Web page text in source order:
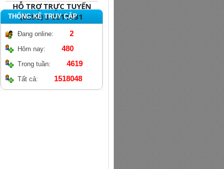
HỖ TRỢ TRỰC TUYẾN
(0290) 3 8311431
THỐNG KÊ TRUY CẬP
Đang online: 2
Hôm nay: 480
Trong tuần: 4619
Tất cả: 1518048